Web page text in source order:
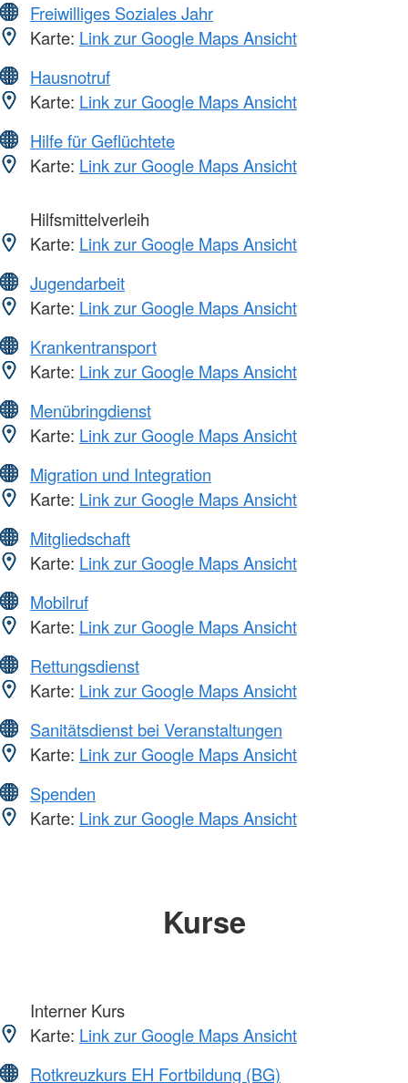
Freiwilliges Soziales Jahr
Karte: Link zur Google Maps Ansicht
Hausnotruf
Karte: Link zur Google Maps Ansicht
Hilfe für Geflüchtete
Karte: Link zur Google Maps Ansicht
Hilfsmittelverleih
Karte: Link zur Google Maps Ansicht
Jugendarbeit
Karte: Link zur Google Maps Ansicht
Krankentransport
Karte: Link zur Google Maps Ansicht
Menübringdienst
Karte: Link zur Google Maps Ansicht
Migration und Integration
Karte: Link zur Google Maps Ansicht
Mitgliedschaft
Karte: Link zur Google Maps Ansicht
Mobilruf
Karte: Link zur Google Maps Ansicht
Rettungsdienst
Karte: Link zur Google Maps Ansicht
Sanitätsdienst bei Veranstaltungen
Karte: Link zur Google Maps Ansicht
Spenden
Karte: Link zur Google Maps Ansicht
Kurse
Interner Kurs
Karte: Link zur Google Maps Ansicht
Rotkreuzkurs EH Fortbildung (BG)